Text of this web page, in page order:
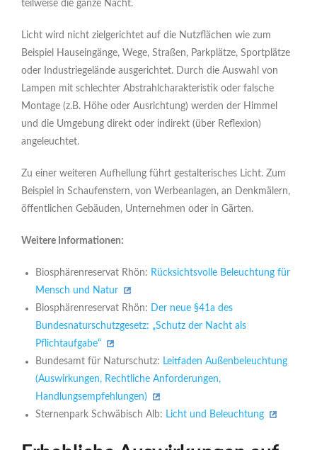
teilweise die ganze Nacht.
Licht wird nicht zielgerichtet auf die Nutzflächen wie zum
Beispiel Hauseingänge, Wege, Straßen, Parkplätze, Sportplätze
oder Industriegelände ausgerichtet. Durch die Auswahl von
Lampen mit schlechter Abstrahlcharakteristik oder falsche
Montage (z.B. Höhe oder Ausrichtung) werden der Himmel
und die Umgebung direkt oder indirekt (über Reflexion)
angeleuchtet.
Zu einer weiteren Aufhellung führt gestalterisches Licht. Zum
Beispiel in Schaufenstern, von Werbeanlagen, an Denkmälern,
öffentlichen Gebäuden, Unternehmen oder in Gärten.
Weitere Informationen:
Biosphärenreservat Rhön: Rücksichtsvolle Beleuchtung für
Mensch und Natur
Biosphärenreservat Rhön:
Der neue §41a des
Bundesnaturschutzgesetz: „Schutz der Nacht als
Pflichtaufgabe“
Bundesamt für Naturschutz: Leitfaden Außenbeleuchtung
(Auswirkungen, Rechtliche Anforderungen,
Handlungsempfehlungen)
Sternenpark Schwäbisch Alb: Licht und Beleuchtung